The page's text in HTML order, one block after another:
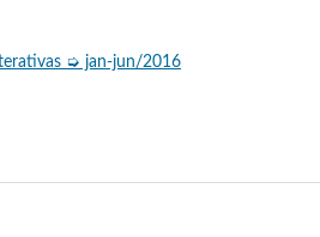
➭ jan-jun/2016